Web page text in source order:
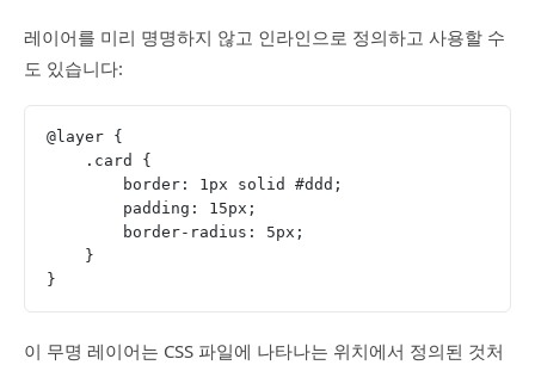
레이어를 미리 명명하지 않고 인라인으로 정의하고 사용할 수
도 있습니다:
@layer {
    .card {
        border: 1px solid #ddd;
        padding: 15px;
        border-radius: 5px;
    }
}
이 무명 레이어는 CSS 파일에 나타나는 위치에서 정의된 것처